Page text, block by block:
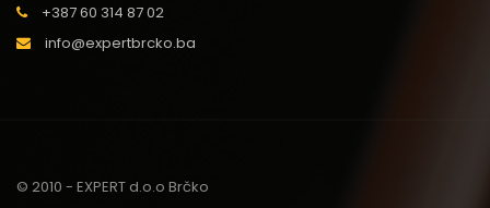
+387 60 314 87 02
info@expertbrcko.ba
© 2010 - EXPERT d.o.o Brčko